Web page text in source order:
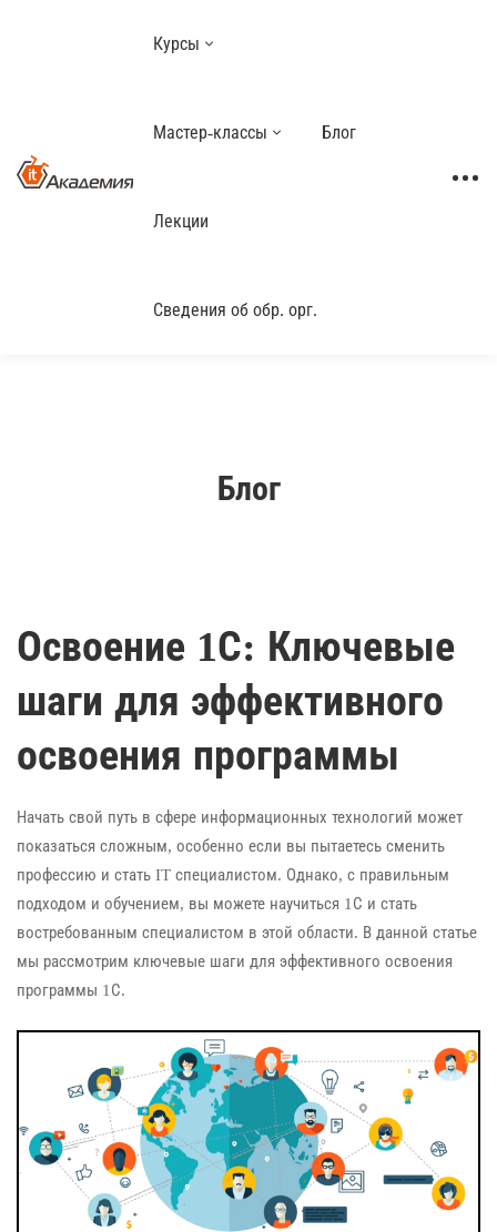
Курсы
Мастер-классы Блог
Лекции
Сведения об обр. орг.
Блог
Освоение 1С: Ключевые
шаги для эффективного
освоения программы
Начать свой путь в сфере информационных технологий может
показаться сложным, особенно если вы пытаетесь сменить
профессию и стать IT специалистом. Однако, с правильным
подходом и обучением, вы можете научиться 1С и стать
востребованным специалистом в этой области. В данной статье
мы рассмотрим ключевые шаги для эффективного освоения
программы 1С.